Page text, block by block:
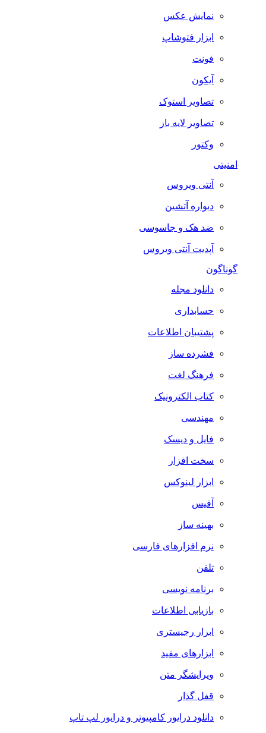
نمایش عکس
ابزار فتوشاپ
فونت
آیکون
تصاویر استوک
تصاویر لایه باز
وکتور
امنیتی
آنتی ویروس
دیواره آتشین
ضد هک و جاسوسی
آپدیت آنتی ویروس
گوناگون
دانلود مجله
حسابداری
پشتیبان اطلاعات
فشرده ساز
فرهنگ لغت
کتاب الکترونیک
مهندسی
فایل و دیسک
سخت افزار
ابزار لینوکس
آفیس
بهینه ساز
نرم افزارهای فارسی
تلفن
برنامه نویسی
بازیابی اطلاعات
ابزار رجیستری
ابزارهای مفید
ویرایشگر متن
قفل گذار
دانلود درایور کامپیوتر و درایور لپ تاپ